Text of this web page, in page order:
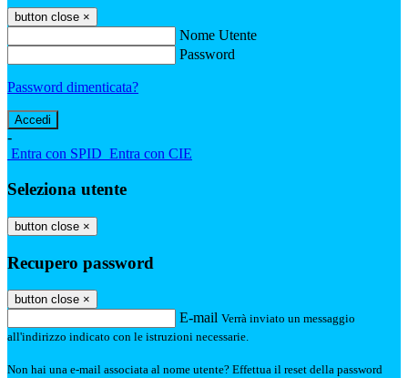
button close ×
Nome Utente
Password
Password dimenticata?
-
Entra con SPID Entra con CIE
Seleziona utente
button close ×
Recupero password
button close ×
E-mail Verrà inviato un messaggio
all'indirizzo indicato con le istruzioni necessarie.
Non hai una e-mail associata al nome utente? Effettua il reset della password